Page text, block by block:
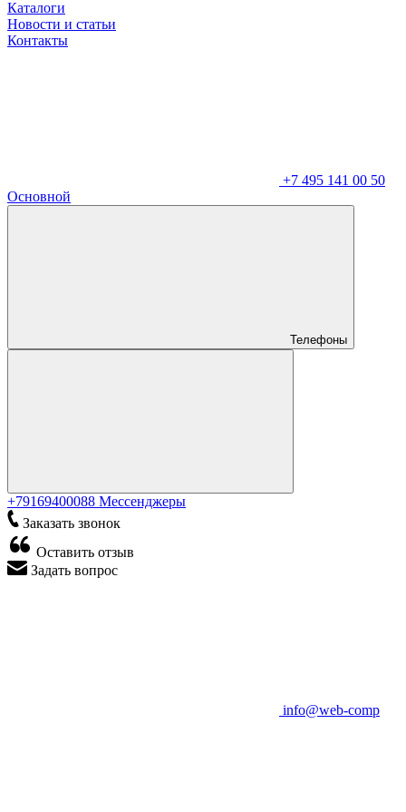
Каталоги
Новости и статьи
Контакты
+7 495 141 00 50
Основной
Телефоны
+79169400088 Мессенджеры
Заказать звонок
Оставить отзыв
Задать вопрос
info@web-comp